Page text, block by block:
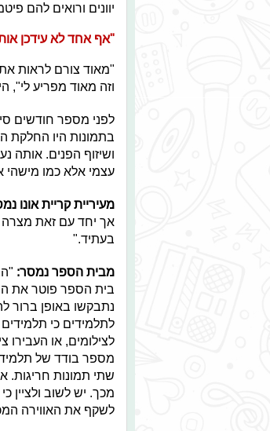
יוונים ורואים להם
"אף אחד לא עידכן
"מאוד צורם לראות
וזה מאוד מפריע
לפני מספר חודשים
בתמונות היו החלקת
ושיזוף הפנים. אותה
עצמי אלא כמו
מעיריית קריית אונו
אך יחד עם זאת מצרה
בעתיד."
מבית הספר נמסר:
בית הספר פוטר את
נתבקשו באופן ברור
לצילומים, או
מספר בודד של
שתי תמונות חריגות.
מכך. יש לשוב
לשקף את האווירה